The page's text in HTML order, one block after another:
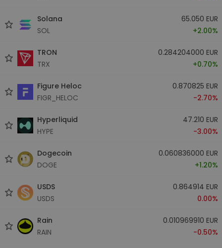
Solana
SOL
65.050 EUR
+2.00%
TRON
TRX
0.284204000 EUR
+0.70%
Figure Heloc
FIGR_HELOC
0.870825 EUR
-2.70%
Hyperliquid
HYPE
47.210 EUR
-3.00%
Dogecoin
DOGE
0.060836000 EUR
+1.20%
USDS
USDS
0.864914 EUR
0.00%
Rain
RAIN
0.010969910 EUR
-0.50%